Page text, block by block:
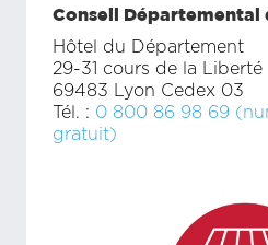
Conseil Départemental
Hôtel du Département
29-31 cours de la Liberté
69483 Lyon Cedex 03
Tél. : 0 800 86 98 69
gratuit)